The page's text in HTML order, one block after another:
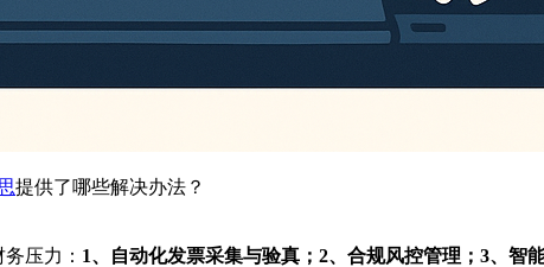
提供了哪些解决办法？
压力： 1、自动化发票采集与验真；2、合规风控管理；3、智